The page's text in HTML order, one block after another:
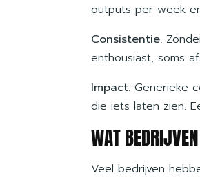
outputs per week
Consistentie.
enthousiast, soms
Impact. Generieke
die iets laten zien.
WAT
Veel bedrijven